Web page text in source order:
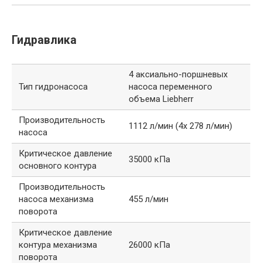
Гидравлика
Тип гидронасоса
4 аксиально-поршневых
насоса переменного
объема Liebherr
Производительность
насоса
1112 л/мин (4х 278 л/мин)
Критическое давление
основного контура
35000 кПа
Производительность
насоса механизма
поворота
455 л/мин
Критическое давление
контура механизма
поворота
26000 кПа